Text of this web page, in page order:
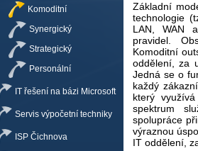
Základní
technologie
LAN, WAN
pravidel.
Komoditní
oddělení, za
Jedná se o
každý
který
spektrum
spolupráce
výraznou
IT oddělení,
Komoditní
Synergický
Strategický
Personální
IT řešení na bázi Microsoft
Servis výpočetní techniky
ISP Čichnova